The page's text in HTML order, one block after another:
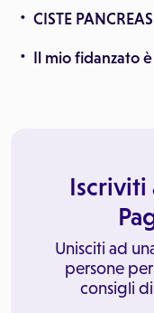
CISTE PANCREAS
Il mio fidanzato
Iscriviti
Unisciti ad
persone
consigli